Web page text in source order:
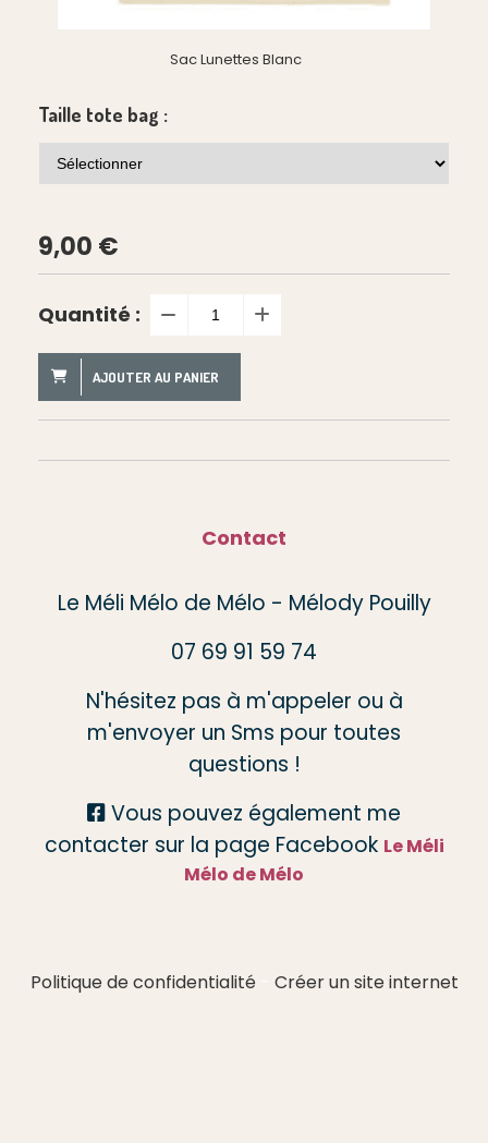
Sac Lunettes Blanc
Taille tote bag :
9,00 €
Quantité :
AJOUTER AU PANIER
Contact
Le Méli Mélo de Mélo - Mélody Pouilly
07 69 91 59 74
N'hésitez pas à m'appeler ou à
m'envoyer un Sms pour toutes
questions !
 Vous pouvez également me
contacter sur la page Facebook Le Méli
Mélo de Mélo
Politique de confidentialité Créer un site internet